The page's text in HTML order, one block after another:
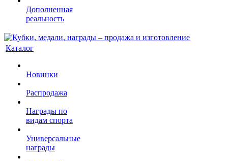
Дополненная
реальность
Каталог
Новинки
Распродажа
Награды по
видам спорта
Универсальные
награды